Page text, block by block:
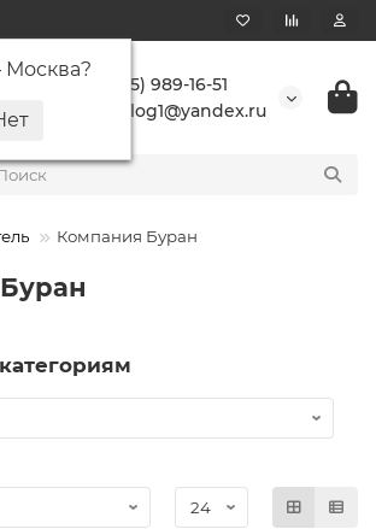
Москва?
+7 (495) 989-16-51
buranlog1@yandex.ru
Компания Буран